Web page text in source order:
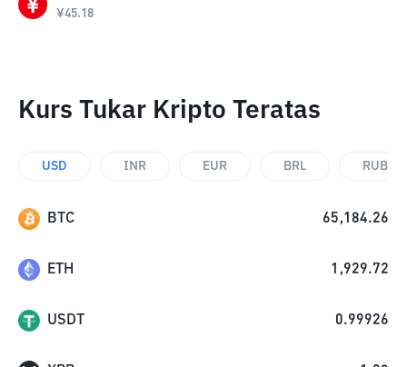
¥45.18
Kurs Tukar Kripto Teratas
USD INR EUR BRL RUB
BTC 65,184.26
ETH 1,929.72
USDT 0.99926